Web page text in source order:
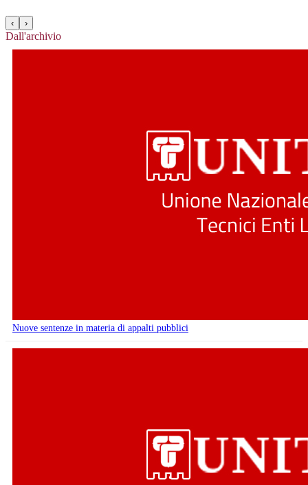
‹ ›
Dall'archivio
Nuove sentenze in materia di appalti pubblici